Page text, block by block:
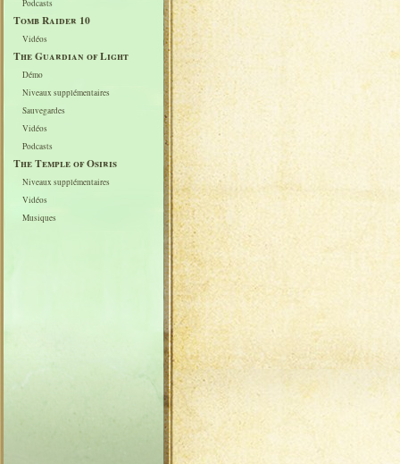
Podcasts
Tomb Raider 10
Vidéos
The Guardian of Light
Démo
Niveaux supplémentaires
Sauvegardes
Vidéos
Podcasts
The Temple of Osiris
Niveaux supplémentaires
Vidéos
Musiques